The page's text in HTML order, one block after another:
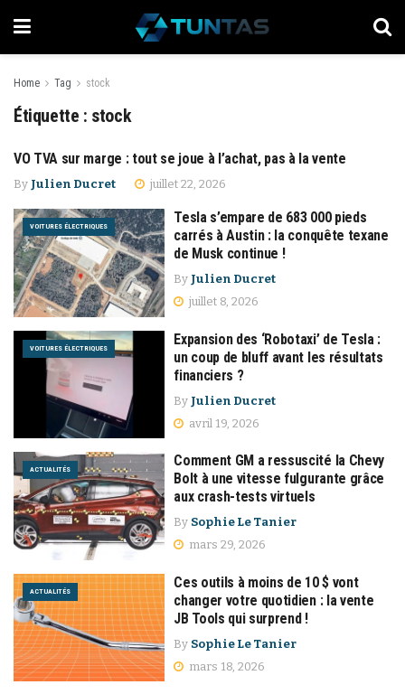
Home Tag stock
Étiquette : stock
VO TVA sur marge : tout se joue à l’achat, pas à la vente
By Julien Ducret juillet 22, 2026
VOITURES ÉLECTRIQUES
Tesla s’empare de 683 000 pieds
carrés à Austin : la conquête texane
de Musk continue !
By Julien Ducret
juillet 8, 2026
VOITURES ÉLECTRIQUES
Expansion des ‘Robotaxi’ de Tesla :
un coup de bluff avant les résultats
financiers ?
By Julien Ducret
avril 19, 2026
ACTUALITÉS
Comment GM a ressuscité la Chevy
Bolt à une vitesse fulgurante grâce
aux crash-tests virtuels
By Sophie Le Tanier
mars 29, 2026
ACTUALITÉS
Ces outils à moins de 10 $ vont
changer votre quotidien : la vente
JB Tools qui surprend !
By Sophie Le Tanier
mars 18, 2026